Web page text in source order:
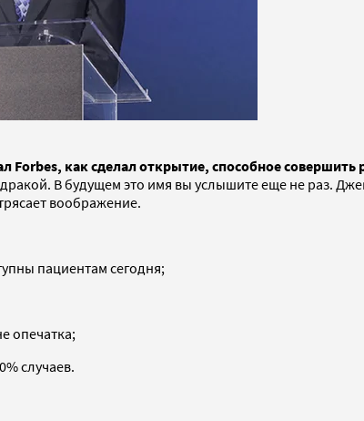
Forbes, как сделал открытие, способное
В будущем это имя вы услышите еще не раз.
воображение.
пациентам сегодня;
опечатка;
случаев.